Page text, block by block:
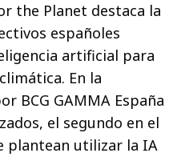
the Planet destaca la
españoles
artificial para
En la
BCG GAMMA España
el segundo en el
plantean utilizar la IA